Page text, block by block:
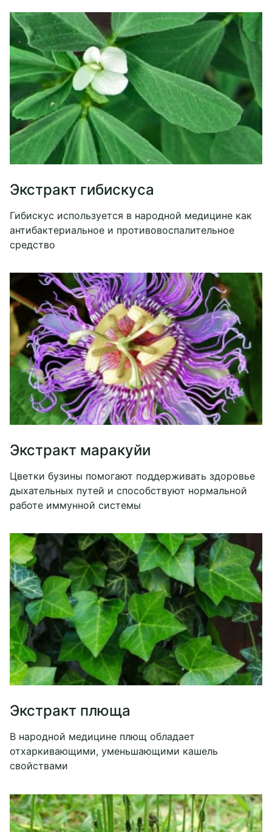
Экстракт гибискуса
Гибискус используется в народной медицине как
антибактериальное и противовоспалительное
средство
Экстракт маракуйи
Цветки бузины помогают поддерживать здоровье
дыхательных путей и способствуют нормальной
работе иммунной системы
Экстракт плюща
В народной медицине плющ обладает
отхаркивающими, уменьшающими кашель
свойствами